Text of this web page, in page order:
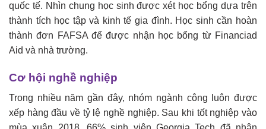
quốc tế. Nhìn chung học sinh được xét học bổng dựa trên
thành tích học tập và kinh tế gia đình. Học sinh cần hoàn
thành đơn FAFSA để được nhận học bổng từ Financiad
Aid và nhà trường.
Cơ hội nghề nghiệp
Trong nhiều năm gần đây, nhóm ngành công luôn được
xếp hàng đầu về tỷ lệ nghề nghiệp. Sau khi tốt nghiệp vào